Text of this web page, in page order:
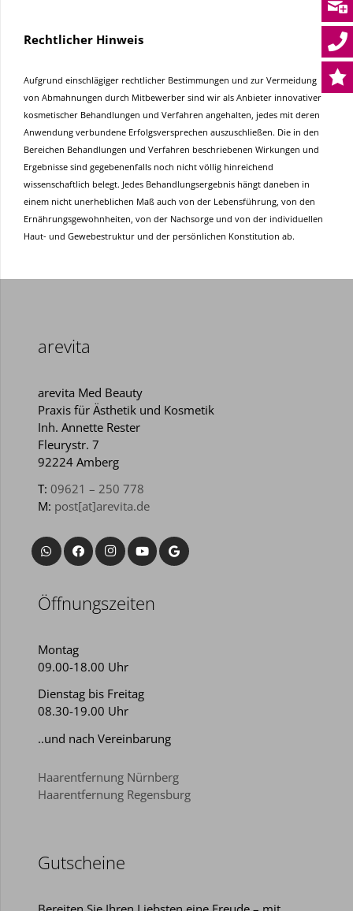
Rechtlicher Hinweis
Aufgrund einschlägiger rechtlicher Bestimmungen und zur Vermeidung
von Abmahnungen durch Mitbewerber sind wir als Anbieter innovativer
kosmetischer Behandlungen und Verfahren angehalten, jedes mit deren
Anwendung verbundene Erfolgsversprechen auszuschließen. Die in den
Bereichen Behandlungen und Verfahren beschriebenen Wirkungen und
Ergebnisse sind gegebenenfalls noch nicht völlig hinreichend
wissenschaftlich belegt. Jedes Behandlungsergebnis hängt daneben in
einem nicht unerheblichen Maß auch von der Lebensführung, von den
Ernährungsgewohnheiten, von der Nachsorge und von der individuellen
Haut- und Gewebestruktur und der persönlichen Konstitution ab.
arevita
arevita Med Beauty
Praxis für Ästhetik und Kosmetik
Inh. Annette Rester
Fleurystr. 7
92224 Amberg
T: 09621 – 250 778
M: post[at]arevita.de
Öffnungszeiten
Montag
09.00-18.00 Uhr
Dienstag bis Freitag
08.30-19.00 Uhr
..und nach Vereinbarung
Haarentfernung Nürnberg
Haarentfernung Regensburg
Gutscheine